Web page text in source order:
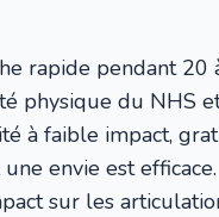
rapide pendant 20
physique du NHS
à faible impact,
envie est efficace.
sur les